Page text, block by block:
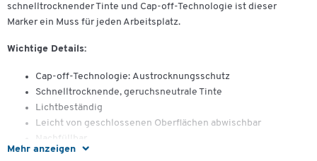
Mehr anzeigen
schnelltrocknender Tinte und Cap-off-Technologie ist dieser
Marker ein Muss für jeden Arbeitsplatz.
Wichtige Details:
Cap-off-Technologie: Austrocknungsschutz
Schnelltrocknende, geruchsneutrale Tinte
Lichtbeständig
Leicht von geschlossenen Oberflächen abwischbar
Nachfüllbar
Ersatzspitzen erhältlich